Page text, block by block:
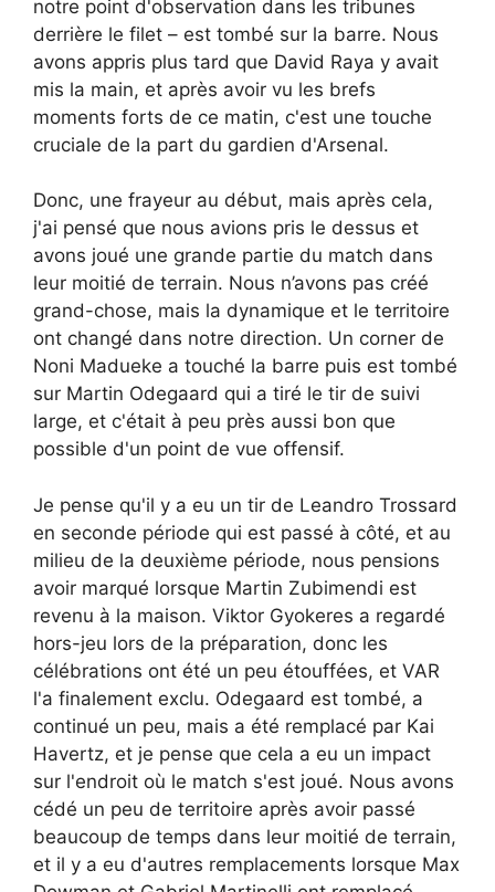
notre point d'observation dans les tribunes
derrière le filet – est tombé sur la barre. Nous
avons appris plus tard que David Raya y avait
mis la main, et après avoir vu les brefs
moments forts de ce matin, c'est une touche
cruciale de la part du gardien d'Arsenal.
Donc, une frayeur au début, mais après cela,
j'ai pensé que nous avions pris le dessus et
avons joué une grande partie du match dans
leur moitié de terrain. Nous n’avons pas créé
grand-chose, mais la dynamique et le territoire
ont changé dans notre direction. Un corner de
Noni Madueke a touché la barre puis est tombé
sur Martin Odegaard qui a tiré le tir de suivi
large, et c'était à peu près aussi bon que
possible d'un point de vue offensif.
Je pense qu'il y a eu un tir de Leandro Trossard
en seconde période qui est passé à côté, et au
milieu de la deuxième période, nous pensions
avoir marqué lorsque Martin Zubimendi est
revenu à la maison. Viktor Gyokeres a regardé
hors-jeu lors de la préparation, donc les
célébrations ont été un peu étouffées, et VAR
l'a finalement exclu. Odegaard est tombé, a
continué un peu, mais a été remplacé par Kai
Havertz, et je pense que cela a eu un impact
sur l'endroit où le match s'est joué. Nous avons
cédé un peu de territoire après avoir passé
beaucoup de temps dans leur moitié de terrain,
et il y a eu d'autres remplacements lorsque Max